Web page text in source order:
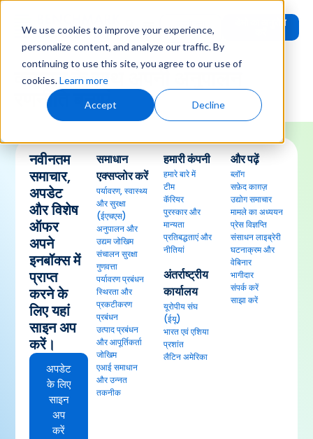
We use cookies to improve your experience,
personalize content, and analyze our traffic. By
continuing to use this site, you agree to our use of
cookies.Learn more
Accept Decline
प्रयोक्ता
लॉगिन
डेमो का अनुरोध
क्लाउड के साथ अपनी अनुपालन
रणनीति बनाएं
नवीनतम
समाचार,
अपडेट
और विशेष
ऑफर
अपने
इनबॉक्स में
प्राप्त
करने के
लिए यहां
साइन अप
करें।
अपडेट
के लिए
साइन
अप
करें
समाधान
एक्सप्लोर करें
पर्यावरण, स्वास्थ्य
और सुरक्षा
(ईएचएस)
अनुपालन और
उद्यम जोखिम
संचालन सुरक्षा
गुणवत्ता
पर्यावरण प्रबंधन
स्थिरता और
प्रकटीकरण
प्रबंधन
उत्पाद प्रबंधन
और आपूर्तिकर्ता
जोखिम
एआई समाधान
और उन्नत
तकनीक
हमारी कंपनी
हमारे बारे में
टीम
कॅरियर
पुरस्कार और
मान्यता
प्रतिबद्धताएं और
नीतियां
अंतर्राष्ट्रीय
कार्यालय
यूरोपीय संघ
(ईयू)
भारत एवं एशिया
प्रशांत
लैटिन अमेरिका
और पढ़ें
ब्लॉग
सफ़ेद काग़ज़
उद्योग समाचार
मामले का अध्ययन
प्रेस विज्ञप्ति
संसाधन लाइब्रेरी
घटनाक्रम और
वेबिनार
भागीदार
संपर्क करें
साझा करें